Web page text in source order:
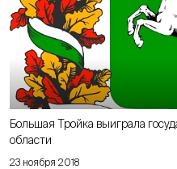
23 ноября 2018
Большая Тройка выиграла
области